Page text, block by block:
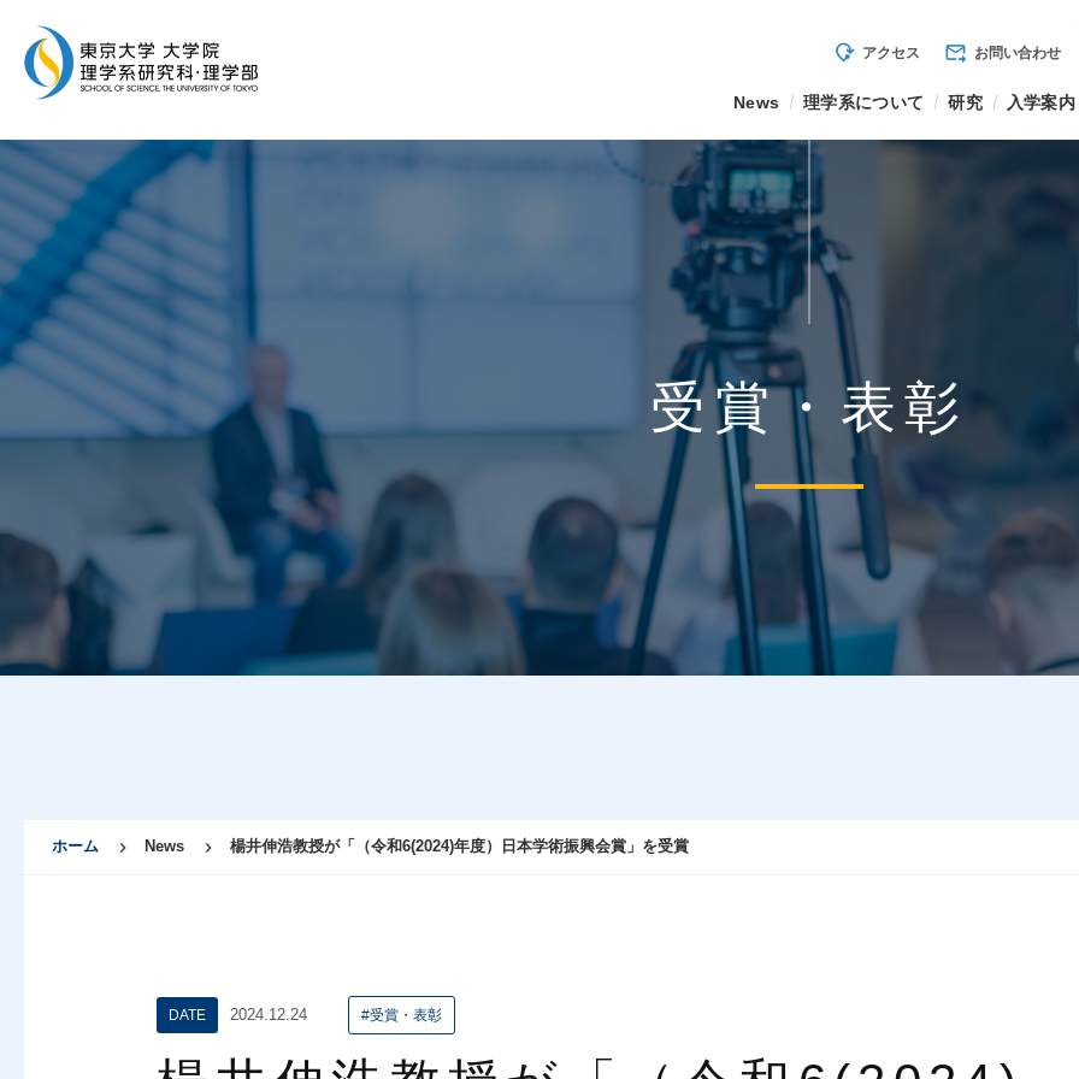
mode_of_travel アクセス forward_to_inbox お問い合わせ
News 理学系について 研究 入学案内
受賞・表彰
ホーム News 楊井伸浩教授が「（令和6(2024)年度）日本学術振興会賞」を受賞
DATE 2024.12.24 #受賞・表彰